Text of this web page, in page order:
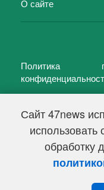
Сайт 47news
использовать
обработку
О сайте
Политика
47 новостей (47 news)
Свидетельство о
Федеральной службой
информационных